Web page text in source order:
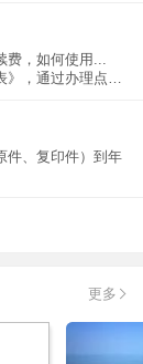
，如何使用...
，通过办理点工
件、复印件）到年
更多